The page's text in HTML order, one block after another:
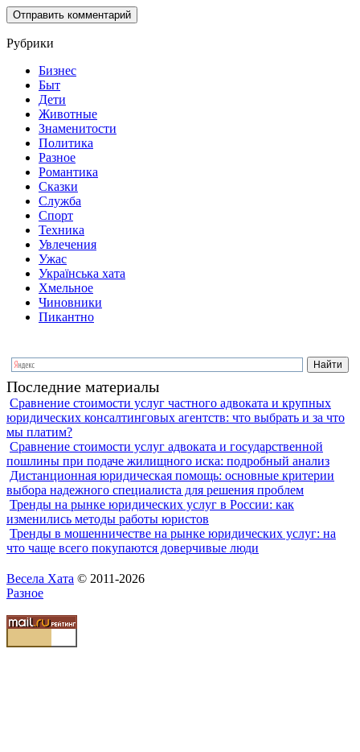
Рубрики
Бизнес
Быт
Дети
Животные
Знаменитости
Политика
Разное
Романтика
Сказки
Служба
Спорт
Техника
Увлечения
Ужас
Українська хата
Хмельное
Чиновники
Пикантно
Последние материалы
Сравнение стоимости услуг частного адвоката и крупных
юридических консалтинговых агентств: что выбрать и за что
мы платим?
Сравнение стоимости услуг адвоката и государственной
пошлины при подаче жилищного иска: подробный анализ
Дистанционная юридическая помощь: основные критерии
выбора надежного специалиста для решения проблем
Тренды на рынке юридических услуг в России: как
изменились методы работы юристов
Тренды в мошенничестве на рынке юридических услуг: на
что чаще всего покупаются доверчивые люди
Весела Хата © 2011-2026
Разное